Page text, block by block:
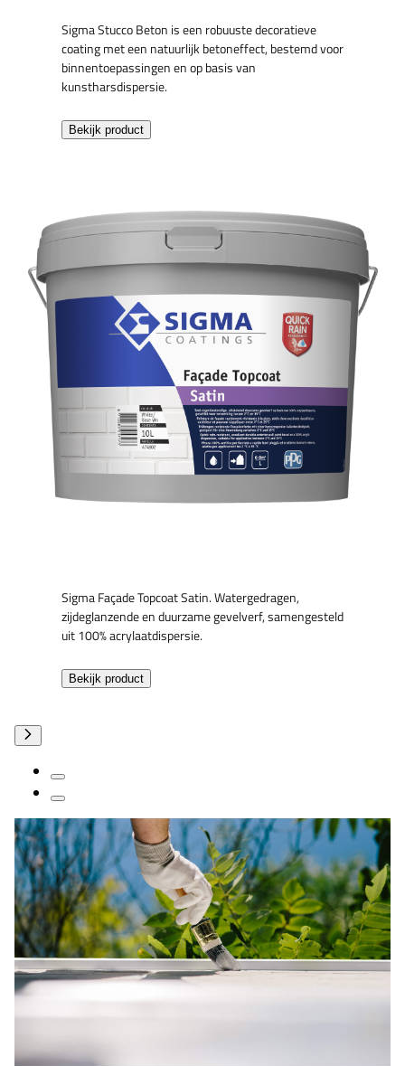
Sigma Stucco Beton is een robuuste decoratieve
coating met een natuurlijk betoneffect, bestemd voor
binnentoepassingen en op basis van
kunstharsdispersie.
Bekijk product
Sigma Façade Topcoat Satin. Watergedragen,
zijdeglanzende en duurzame gevelverf, samengesteld
uit 100% acrylaatdispersie.
Bekijk product